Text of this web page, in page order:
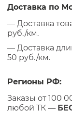
Доставка по
— Доставка
руб./км.
— Доставка
50 руб./км.
Регионы РФ:
Заказы от 100
любой ТК —